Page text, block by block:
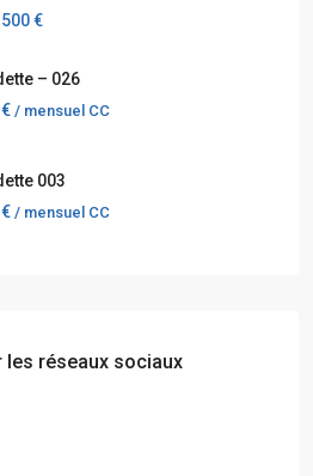
€
– 026
/ mensuel CC
003
/ mensuel CC
les réseaux sociaux